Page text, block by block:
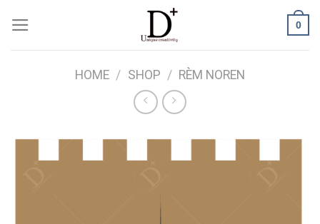
content
0
HOME / SHOP / RÈM NOREN